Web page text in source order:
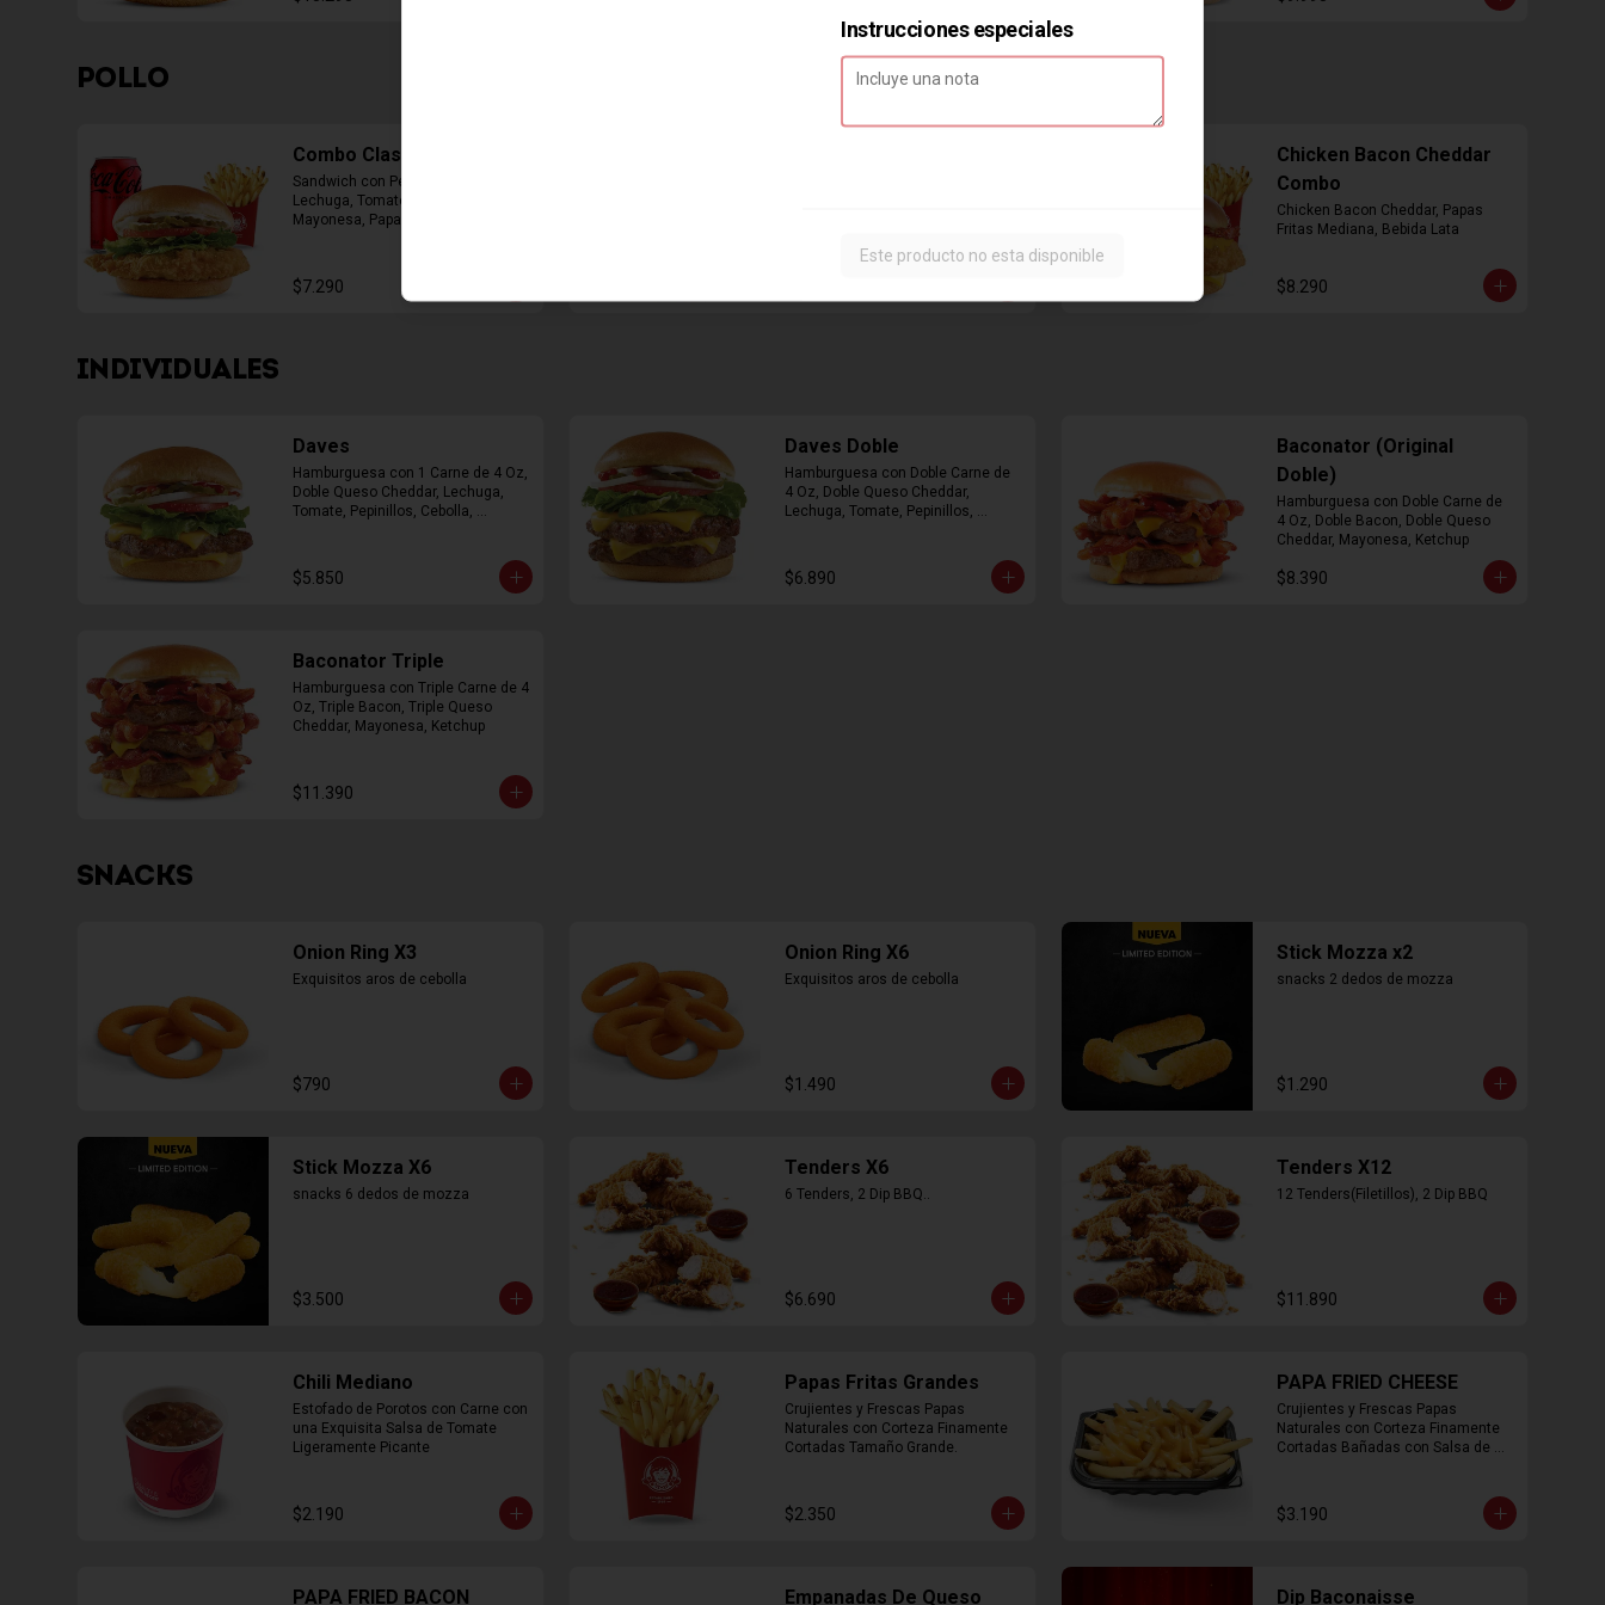
POLLO
Combo Classic Chicken
Sandwich con Pechuga Apanada,
Lechuga, Tomate, Pepinillos y
Mayonesa, Papas Fritas Mediana,
$7.290
Lechuga, Tomates, Papas Fritas
Mediana y Bebida Lata
Chicken Bacon Cheddar
Combo
Chicken Bacon Cheddar, Papas
Fritas Mediana, Bebida Lata
$8.290
INDIVIDUALES
Daves
Hamburguesa con 1 Carne de 4 Oz,
Doble Queso Cheddar, Lechuga,
Tomate, Pepinillos, Cebolla,
$5.850
Daves Doble
Hamburguesa con Doble Carne de
4 Oz, Doble Queso Cheddar,
Lechuga, Tomate, Pepinillos,
$6.890
Baconator (Original
Doble)
Hamburguesa con Doble Carne de
4 Oz, Doble Bacon, Doble Queso
Cheddar, Mayonesa, Ketchup
$8.390
Baconator Triple
Hamburguesa con Triple Carne de 4
Oz, Triple Bacon, Triple Queso
Cheddar, Mayonesa, Ketchup
$11.390
SNACKS
Onion Ring X3
Exquisitos aros de cebolla
$790
Onion Ring X6
Exquisitos aros de cebolla
$1.490
Stick Mozza x2
snacks 2 dedos de mozza
$1.290
Stick Mozza X6
snacks 6 dedos de mozza
$3.500
Tenders X6
6 Tenders, 2 Dip BBQ..
$6.690
Tenders X12
12 Tenders(Filetillos), 2 Dip BBQ
$11.890
Chili Mediano
Estofado de Porotos con Carne con
una Exquisita Salsa de Tomate
Ligeramente Picante
$2.190
Papas Fritas Grandes
Crujientes y Frescas Papas
Naturales con Corteza Finamente
Cortadas Tamaño Grande.
$2.350
PAPA FRIED CHEESE
Crujientes y Frescas Papas
Naturales con Corteza Finamente
Cortadas Bañadas con Salsa de
$3.190
PAPA FRIED BACON Empanadas De Queso Dip Baconaisse
Instrucciones especiales
Este producto no esta disponible